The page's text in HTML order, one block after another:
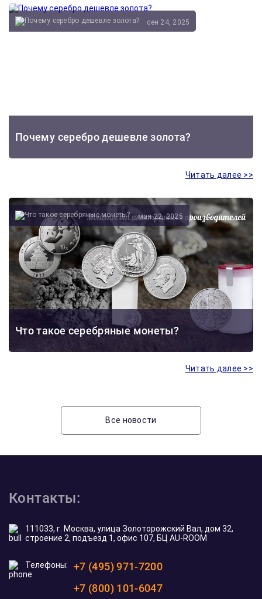
Почему серебро дешевле золота?
сен 24, 2025
Читать далее >>
Что такое серебряные монеты?
мая 22, 2025
Читать далее >>
Все новости
Контакты:
111033, г. Москва, улица Золоторожский Вал, дом 32,
строение 2, подъезд 1, офис 107, БЦ AU-ROOM
Телефоны:
+7 (495) 971-7200
+7 (800) 101-6047